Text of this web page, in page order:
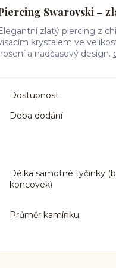
Swarovski –
zlatý piercing z
krystalem ve
a nadčasový design.
Dostupnost
Doba dodání
Délka samotné tyčinky
koncovek)
Průměr kamínku